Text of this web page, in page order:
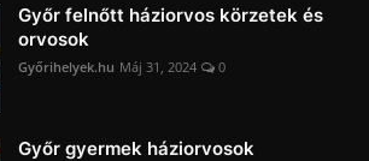
Győr felnőtt háziorvos körzetek és
orvosok
Győrihelyek.hu Máj 31, 2024 0
Győr gyermek háziorvosok